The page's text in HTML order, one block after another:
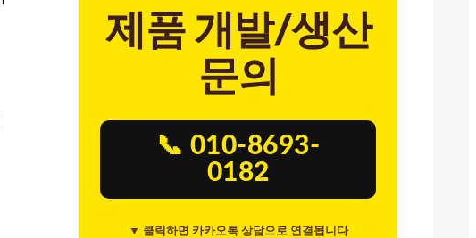
제품 개발/생산
문의
📞 010-8693-
0182
▼ 클릭하면 카카오톡 상담으로 연결됩니다